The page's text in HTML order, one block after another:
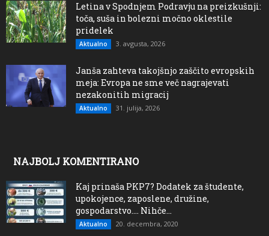
Letina v Spodnjem Podravju na preizkušnji:
toča, suša in bolezni močno oklestile
pridelek
Aktualno 3. avgusta, 2026
Janša zahteva takojšnjo zaščito evropskih
meja: Evropa ne sme več nagrajevati
nezakonitih migracij
Aktualno 31. julija, 2026
NAJBOLJ KOMENTIRANO
Kaj prinaša PKP7? Dodatek za študente,
upokojence, zaposlene, družine,
gospodarstvo…. Nihče...
Aktualno 20. decembra, 2020